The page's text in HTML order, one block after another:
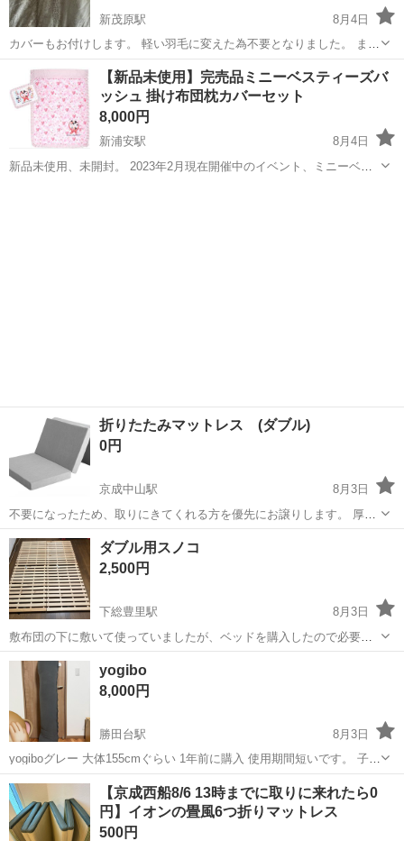
新茂原駅
8月4日
カバーもお付けします。 軽い羽毛に変えた為不要となりました。 まだ
まだ弾力があります。 使っていたのは冬季だけでした。 保管は圧縮袋
に入れてました。
千葉 千葉市 新茂原駅 寝具 付け
【新品未使用】完売品ミニーベスティーズバ
ッシュ 掛け布団枕カバーセット
8,000円
新浦安駅
8月4日
新品未使用、未開封。 2023年2月現在開催中のイベント、ミニーベス
折りたたみマットレス (ダブル)
0円
京成中山駅
8月3日
不要になったため、取りにきてくれる方を優先にお譲りします。 厚め
でしっかりとした質感です。シーツも箱から出したばかりの新品をお
つけします
千葉 船橋市 京成中山駅
ダブル用スノコ
2,500円
下総豊里駅
8月3日
敷布団の下に敷いて使っていましたが、ベッドを購入したので必要な
くなったので、出品します。 使用期間約1年なので、目立った汚れも
なく個人的には美品だと思います 同一商品ではありませんが、近いタ
イプの物なので、ご参照ください ...
千葉 銚子市
yogibo
8,000円
勝田台駅
8月3日
yogiboグレー 大体155cmぐらい 1年前に購入 使用期間短いです。 子ど
もが乗ったりして遊んだぐらい その後は端の方に放置してました。 カ
バーは洗いました(シミみたい有ります) 中のビーズもヘタったりして
ないと思い...
千葉 八千代市 勝田台駅 寝具 yogibo
【京成西船8/6 13時までに取りに来れたら0
円】イオンの畳風6つ折りマットレス
500円